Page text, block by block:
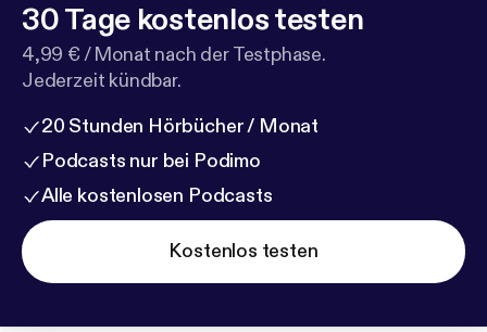
30 Tage kostenlos testen
4,99 € / Monat nach der Testphase.
Jederzeit kündbar.
20 Stunden Hörbücher / Monat
Podcasts nur bei Podimo
Alle kostenlosen Podcasts
Kostenlos testen